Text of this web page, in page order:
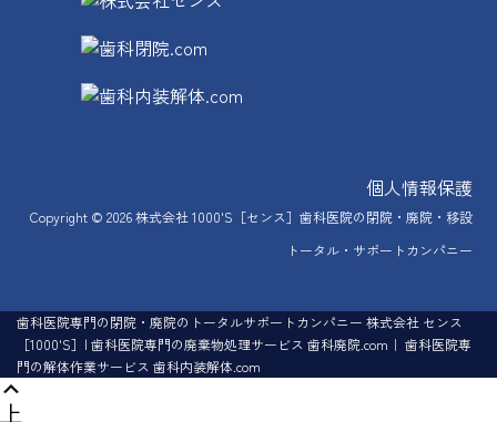
個人情報保護
Copyright © 2026株式会社 1000'S［センス］歯科医院の閉院・廃院・移設
トータル・サポートカンパニー
歯科医院専門の閉院・廃院のトータルサポートカンパニー 株式会社 センス
［1000'S］| 歯科医院専門の廃棄物処理サービス 歯科廃院.com｜ 歯科医院専
門の解体作業サービス 歯科内装解体.com
上